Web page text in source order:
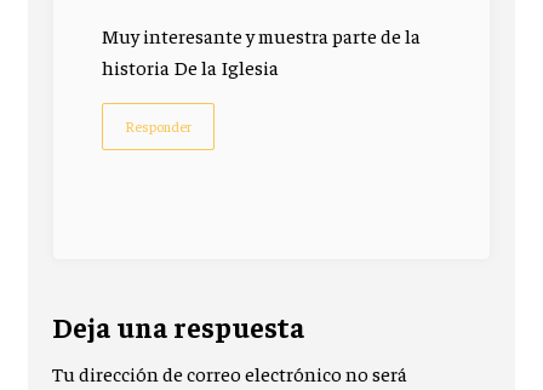
Muy interesante y muestra parte de la
historia De la Iglesia
Responder
Deja una respuesta
Tu dirección de correo electrónico no será